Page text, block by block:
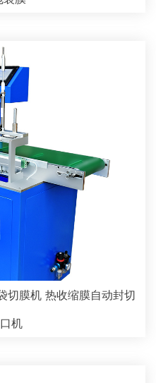
切膜机 热收缩膜自动封切
机